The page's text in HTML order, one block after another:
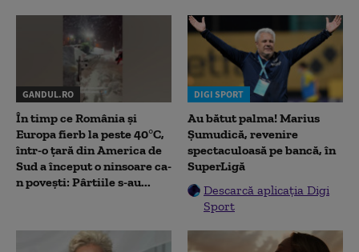
GANDUL.RO
În timp ce România și
Europa fierb la peste 40°C,
într-o țară din America de
Sud a început o ninsoare ca-
n povești: Pârtiile s-au...
DIGI SPORT
Au bătut palma! Marius
Șumudică, revenire
spectaculoasă pe bancă, în
SuperLigă
Descarcă aplicația Digi
Sport